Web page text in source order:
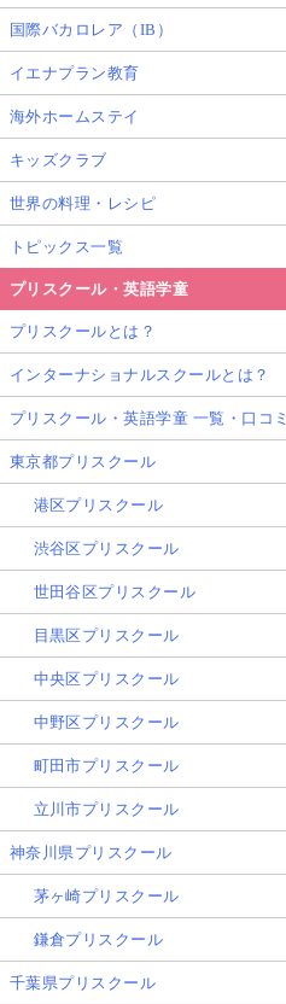
国際バカロレア（IB）
イエナプラン教育
海外ホームステイ
キッズクラブ
世界の料理・レシピ
トピックス一覧
プリスクール・英語学童
プリスクールとは？
インターナショナルスクールとは？
プリスクール・英語学童 一覧・口コミ
東京都プリスクール
港区プリスクール
渋谷区プリスクール
世田谷区プリスクール
目黒区プリスクール
中央区プリスクール
中野区プリスクール
町田市プリスクール
立川市プリスクール
神奈川県プリスクール
茅ヶ崎プリスクール
鎌倉プリスクール
千葉県プリスクール